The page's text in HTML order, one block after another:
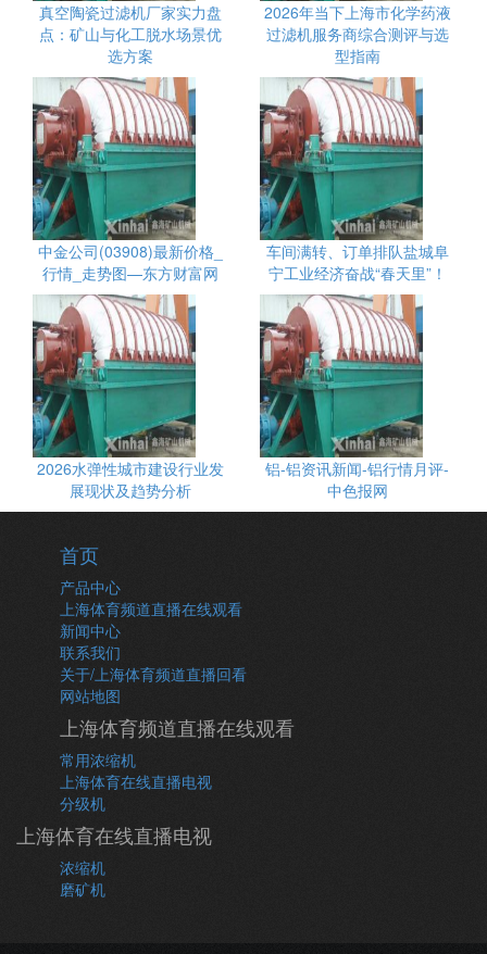
真空陶瓷过滤机厂家实力盘
点：矿山与化工脱水场景优
选方案
2026年当下上海市化学药液
过滤机服务商综合测评与选
型指南
中金公司(03908)最新价格_
行情_走势图—东方财富网
车间满转、订单排队盐城阜
宁工业经济奋战“春天里”！
2026水弹性城市建设行业发
展现状及趋势分析
铝-铝资讯新闻-铝行情月评-
中色报网
首页
产品中心
上海体育频道直播在线观看
新闻中心
联系我们
关于/上海体育频道直播回看
网站地图
上海体育频道直播在线观看
常用浓缩机
上海体育在线直播电视
分级机
上海体育在线直播电视
浓缩机
磨矿机